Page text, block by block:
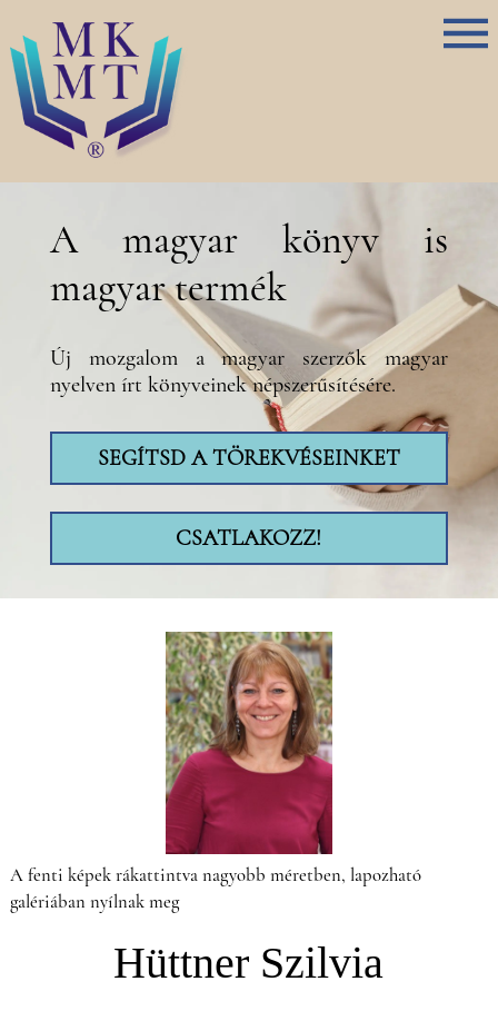
A magyar könyv is
magyar termék
Új mozgalom a magyar szerzők magyar
nyelven írt könyveinek népszerűsítésére.
SEGÍTSD A TÖREKVÉSEINKET
CSATLAKOZZ!
A fenti képek rákattintva nagyobb méretben, lapozható
galériában nyílnak meg
Hüttner Szilvia